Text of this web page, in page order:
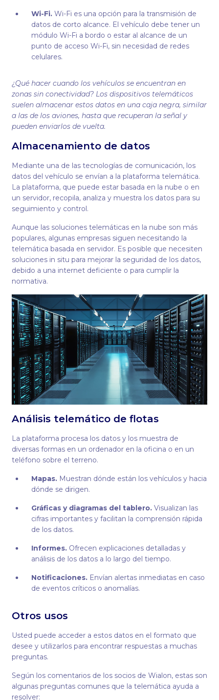
Wi-Fi. Wi-Fi es una opción para la transmisión de
datos de corto alcance. El vehículo debe tener un
módulo Wi-Fi a bordo o estar al alcance de un
punto de acceso Wi-Fi, sin necesidad de redes
celulares.
¿Qué hacer cuando los vehículos se encuentran en
zonas sin conectividad? Los dispositivos telemáticos
suelen almacenar estos datos en una caja negra, similar
a las de los aviones, hasta que recuperan la señal y
pueden enviarlos de vuelta.
Almacenamiento de datos
Mediante una de las tecnologías de comunicación, los
datos del vehículo se envían a la plataforma telemática.
La plataforma, que puede estar basada en la nube o en
un servidor, recopila, analiza y muestra los datos para su
seguimiento y control.
Aunque las soluciones telemáticas en la nube son más
populares, algunas empresas siguen necesitando la
telemática basada en servidor. Es posible que necesiten
soluciones in situ para mejorar la seguridad de los datos,
debido a una internet deficiente o para cumplir la
normativa.
Análisis telemático de flotas
La plataforma procesa los datos y los muestra de
diversas formas en un ordenador en la oficina o en un
teléfono sobre el terreno.
Mapas. Muestran dónde están los vehículos y hacia
dónde se dirigen.
Gráficas y diagramas del tablero. Visualizan las
cifras importantes y facilitan la comprensión rápida
de los datos.
Informes. Ofrecen explicaciones detalladas y
análisis de los datos a lo largo del tiempo.
Notificaciones. Envían alertas inmediatas en caso
de eventos críticos o anomalías.
Otros usos
Usted puede acceder a estos datos en el formato que
desee y utilizarlos para encontrar respuestas a muchas
preguntas.
Según los comentarios de los socios de Wialon, estas son
algunas preguntas comunes que la telemática ayuda a
resolver: